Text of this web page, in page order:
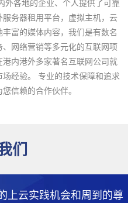
外各地的企业、个人提供了可靠
务器租用平台，虚拟主机，云
富的媒体内容，我们是有数名
网络营销等多元化的互联网项
内港外多家著名互联网公司就
经验。 专业的技术保障和追求
您信赖的合作伙伴。
们
上云实践机会和周到的尊